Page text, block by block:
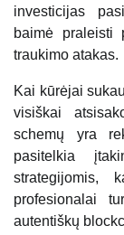
investicijas
baimė praleisti
traukimo atakas.
Kai kūrėjai
visiškai
schemų yra
pasitelkia
strategijomis,
profesionalai
autentiškų